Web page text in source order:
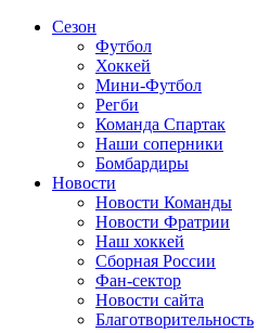
Сезон
Футбол
Хоккей
Мини-Футбол
Регби
Команда Спартак
Наши соперники
Бомбардиры
Новости
Новости Команды
Новости Фратрии
Наш хоккей
Сборная России
Фан-cектор
Новости сайта
Благотворительность